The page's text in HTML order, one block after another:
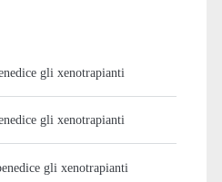
gli xenotrapianti
gli xenotrapianti
gli xenotrapianti